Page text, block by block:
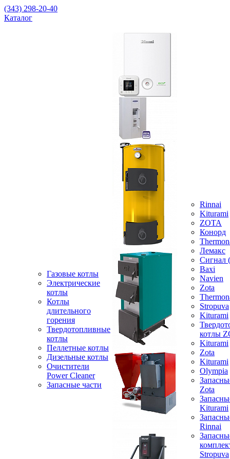
(343) 298-20-40
Каталог
Газовые котлы
Электрические
котлы
Котлы
длительного
горения
Твердотопливные
котлы
Пеллетные котлы
Дизельные котлы
Очистители
Power Cleaner
Запасные части
Rinnai
Kiturami
ZOTA
Конорд
Лемакс
Baxi
Navien
Zota
Stropuva
Kiturami
котлы
Kiturami
Zota
Kiturami
Olympia
Zota
Kiturami
Rinnai
Stropuva